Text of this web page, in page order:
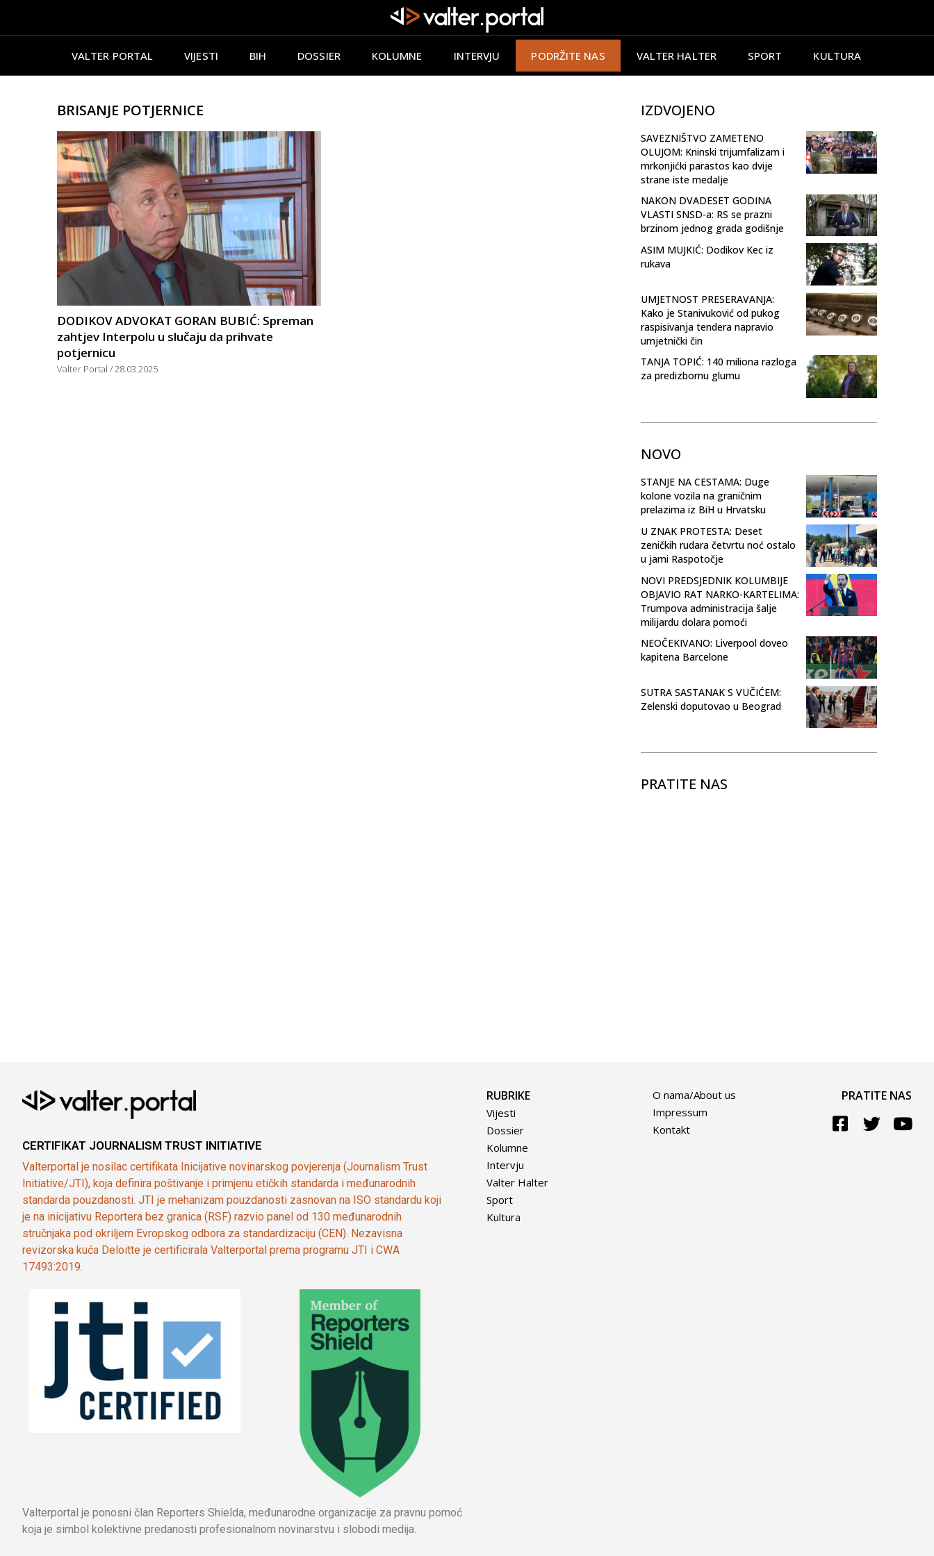
VALTER PORTAL VIJESTI BIH DOSSIER KOLUMNE INTERVJU PODRŽITE NAS VALTER HALTER SPORT KULTURA
BRISANJE POTJERNICE
DODIKOV ADVOKAT GORAN BUBIĆ: Spreman
zahtjev Interpolu u slučaju da prihvate
potjernicu
Valter Portal 28.03.2025
IZDVOJENO
SAVEZNIŠTVO ZAMETENO
OLUJOM: Kninski trijumfalizam i
mrkonjićki parastos kao dvije
strane iste medalje
NAKON DVADESET GODINA
VLASTI SNSD-a: RS se prazni
brzinom jednog grada godišnje
ASIM MUJKIĆ: Dodikov Kec iz
rukava
UMJETNOST PRESERAVANJA:
Kako je Stanivuković od pukog
raspisivanja tendera napravio
umjetnički čin
TANJA TOPIĆ: 140 miliona razloga
za predizbornu glumu
NOVO
STANJE NA CESTAMA: Duge
kolone vozila na graničnim
prelazima iz BiH u Hrvatsku
U ZNAK PROTESTA: Deset
zeničkih rudara četvrtu noć ostalo
u jami Raspotočje
NOVI PREDSJEDNIK KOLUMBIJE
OBJAVIO RAT NARKO-KARTELIMA:
Trumpova administracija šalje
milijardu dolara pomoći
NEOČEKIVANO: Liverpool doveo
kapitena Barcelone
SUTRA SASTANAK S VUČIĆEM:
Zelenski doputovao u Beograd
PRATITE NAS
CERTIFIKAT JOURNALISM TRUST INITIATIVE
Valterportal je nosilac certifikata Inicijative novinarskog povjerenja (Journalism Trust
Initiative/JTI), koja definira poštivanje i primjenu etičkih standarda i međunarodnih
standarda pouzdanosti. JTI je mehanizam pouzdanosti zasnovan na ISO standardu koji
je na inicijativu Reportera bez granica (RSF) razvio panel od 130 međunarodnih
stručnjaka pod okriljem Evropskog odbora za standardizaciju (CEN). Nezavisna
revizorska kuća Deloitte je certificirala Valterportal prema programu JTI i CWA
17493:2019.
Valterportal je ponosni član Reporters Shielda, međunarodne organizacije za pravnu pomoć
koja je simbol kolektivne predanosti profesionalnom novinarstvu i slobodi medija.
RUBRIKE
Vijesti
Dossier
Kolumne
Intervju
Valter Halter
Sport
Kultura
O nama/About us
Impressum
Kontakt
PRATITE NAS